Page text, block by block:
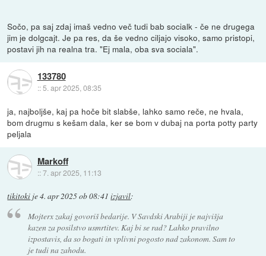
Sočo, pa saj zdaj imaš vedno več tudi bab socialk - če ne drugega
jim je dolgcajt. Je pa res, da še vedno ciljajo visoko, samo pristopi,
postavi jih na realna tra. "Ej mala, oba sva sociala".
133780
::5. apr 2025, 08:35
ja, najboljše, kaj pa hoče bit slabše, lahko samo reče, ne hvala,
bom drugmu s kešam dala, ker se bom v dubaj na porta potty party
peljala
Markoff
::7. apr 2025, 11:13
tikitoki je4. apr 2025 ob 08:41 izjavil:
Mojterx zakaj govoriš bedarije. V Savdski Arabiji je najvišja
kazen za posilstvo usmrtitev. Kaj bi se rad? Lahko pravilno
izpostavis, da so bogati in vplivni pogosto nad zakonom. Sam to
je tudi na zahodu.